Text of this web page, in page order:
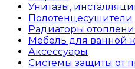
Унитазы,
Полотенцесушители
Радиаторы
Мебель для ванной
Аксессуары
Системы защиты от